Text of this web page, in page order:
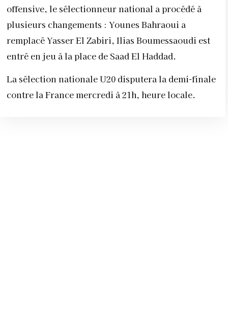
offensive, le sélectionneur national a procédé à
plusieurs changements : Younes Bahraoui a
remplacé Yasser El Zabiri, Ilias Boumessaoudi est
entré en jeu à la place de Saad El Haddad.
La sélection nationale U20 disputera la demi-finale
contre la France mercredi à 21h, heure locale.